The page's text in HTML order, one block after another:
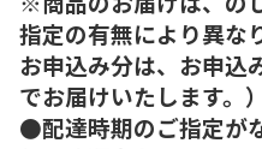
指定の有無により異な
お申込み分は、お申込
でお届けいたします。）
●配達時期のご指定が